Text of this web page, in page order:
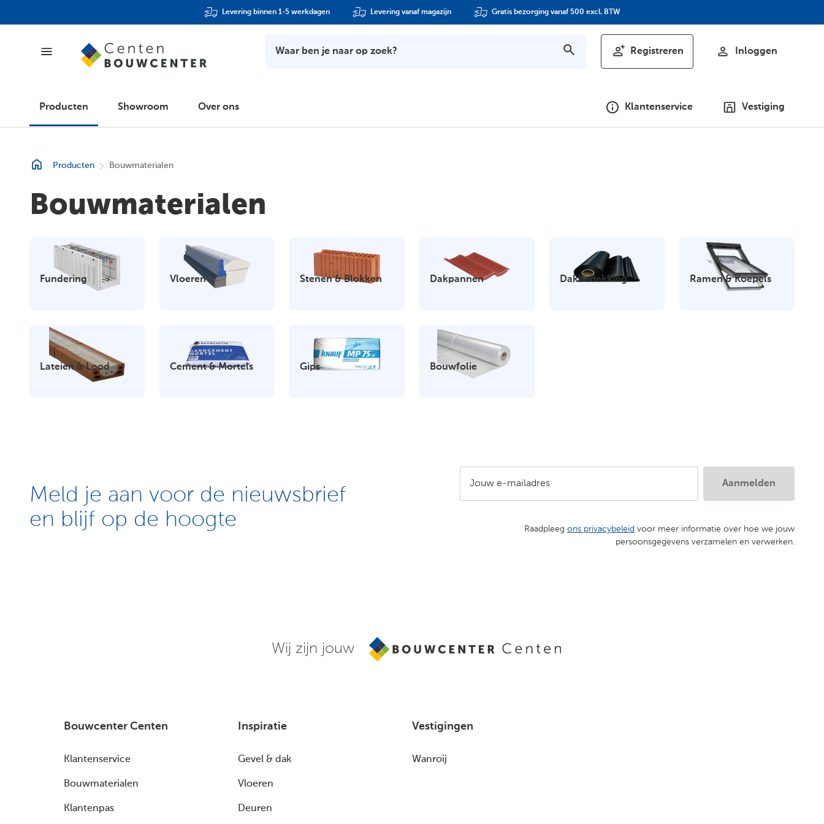
Levering binnen 1-5 werkdagen Levering vanaf magazijn Gratis bezorging vanaf 500 excl. BTW
Waar ben je naar op zoek? Registreren Inloggen
Producten Showroom Over ons Klantenservice Vestiging
Producten
Klantenservice
Vestiging en
openingstijden
Producten Bouwmaterialen
Bouwmaterialen
Fundering Vloeren Stenen & Blokken Dakpannen Dakbedekking Ramen & Koepels
Lateien & Lood Cement & Mortels Gips Bouwfolie
Meld je aan voor de nieuwsbrief
en blijf op de hoogte
Jouw e-mailadres
Raadpleeg ons privacybeleid voor meer informatie over hoe we jouw
persoonsgegevens verzamelen en verwerken.
Aanmelden
Wij zijn jouw
Bouwcenter Centen
Klantenservice
Bouwmaterialen
Klantenpas
Inspiratie
Gevel & dak
Vloeren
Deuren
Vestigingen
Wanroij